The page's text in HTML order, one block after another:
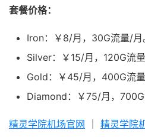
套餐价格：
Iron：￥8/月，30G流量/月
Silver：￥15/月，120G流量
Gold：￥45/月，400G流量
Diamond：￥75/月，700G
精灵学院机场官网 精灵学院